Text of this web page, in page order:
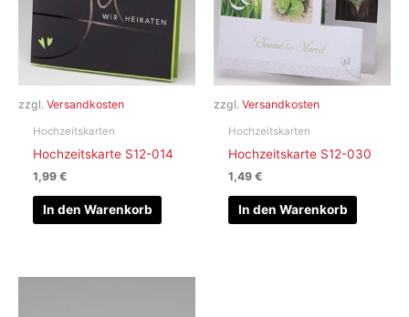
zzgl. Versandkosten
Hochzeitskarten
Hochzeitskarte S12-014
1,99€
In den Warenkorb
zzgl. Versandkosten
Hochzeitskarten
Hochzeitskarte S12-030
1,49€
In den Warenkorb